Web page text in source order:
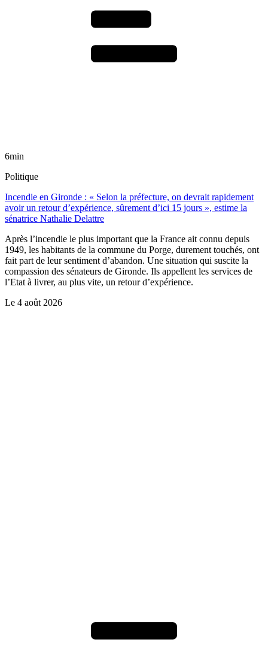
6min
Politique
Incendie en Gironde : « Selon la préfecture, on devrait rapidement
avoir un retour d’expérience, sûrement d’ici 15 jours », estime la
sénatrice Nathalie Delattre
Après l’incendie le plus important que la France ait connu depuis
1949, les habitants de la commune du Porge, durement touchés, ont
fait part de leur sentiment d’abandon. Une situation qui suscite la
compassion des sénateurs de Gironde. Ils appellent les services de
l’Etat à livrer, au plus vite, un retour d’expérience.
Le 4 août 2026